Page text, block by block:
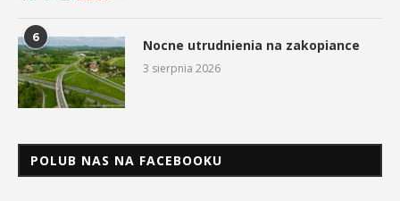
6 Nocne utrudnienia na zakopiance
3 sierpnia 2026
POLUB NAS NA FACEBOOKU